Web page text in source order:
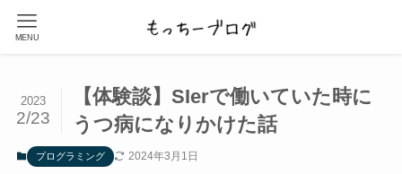
MENU
【体験談】SIerで働いていた時に
うつ病になりかけた話
2023
2/23
プログラミング 2024年3月1日